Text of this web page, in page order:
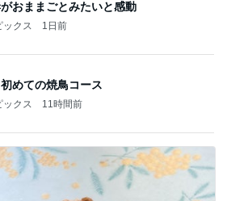
おままごとみたいと感動
クス 1日前
めての焼鳥コース
クス 11時間前